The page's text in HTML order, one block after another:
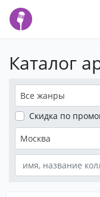
Каталог
Все жанры
Скидка по
Москва